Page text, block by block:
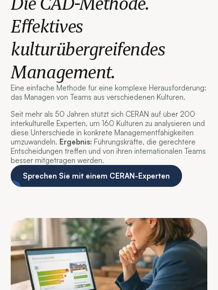
Effektives
kulturübergreifendes
Management.
Eine einfache Methode für eine komplexe Herausforderung:
das Managen von Teams aus verschiedenen Kulturen.
Seit mehr als 50 Jahren stützt sich CERAN auf über 200
interkulturelle Experten, um 160 Kulturen zu analysieren und
diese Unterschiede in konkrete Managementfähigkeiten
umzuwandeln. Ergebnis: Führungskräfte, die gerechtere
Entscheidungen treffen und von ihren internationalen Teams
besser mitgetragen werden.
Sprechen Sie mit einem CERAN-Experten